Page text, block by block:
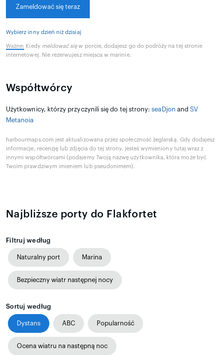
Zameldować się teraz
Wybierz inny dzień niż dzisiaj
Ważne: Kiedy meldować sięw porcie, dodajesz go do podróży na tej stronie
internetowej. Nie rezerwujesz miejsca w marinie.
Współtwórcy
Użytkownicy, którzy przyczynili się do tej strony:seaDjon andSV
Metanoia
harbourmaps.com jest aktualizowana przez społeczność żeglarską. Gdy dodajesz
informacje, recenzję lub zdjęcia do tej strony, jesteś wymieniony tutaj wraz z
innymi współtwórcami (podajemy Twoją nazwę użytkownika, która może być
Twoim prawdziwym imieniem lub pseudonimem).
Najbliższe porty do Flakfortet
Filtruj według
Naturalny port Marina
Bezpieczny wiatr następnej nocy
Sortuj według
Dystans ABC Popularność
Ocena wiatru na następną noc